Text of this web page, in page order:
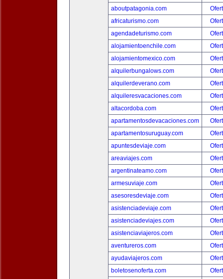
aboutpatagonia.com
africaturismo.com
agendadeturismo.com
alojamientoenchile.com
alojamientomexico.com
alquilerbungalows.com
alquilerdeverano.com
alquileresvacaciones.com
altacordoba.com
apartamentosdevacaciones.com
apartamentosuruguay.com
apuntesdeviaje.com
areaviajes.com
argentinateamo.com
armesuviaje.com
asesoresdeviaje.com
asistenciadeviaje.com
asistenciadeviajes.com
asistenciaviajeros.com
aventureros.com
ayudaviajeros.com
boletosenoferta.com